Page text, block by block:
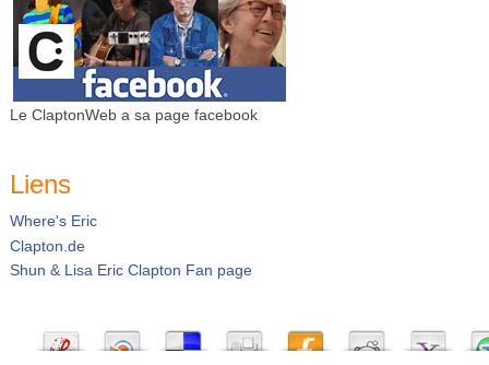
Le ClaptonWeb a sa page facebook
Liens
Where's Eric
Clapton.de
Shun & Lisa Eric Clapton Fan page